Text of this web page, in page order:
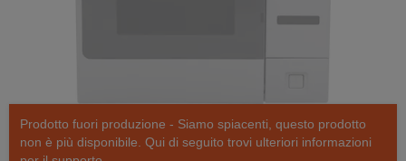
Prodotto fuori produzione - Siamo spiacenti, questo prodotto
non è più disponibile. Qui di seguito trovi ulteriori informazioni